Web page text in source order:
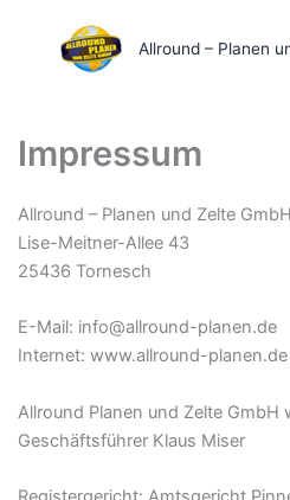
Inhalt
springen
Allround – Planen
Impressum
Allround – Planen und Zelte GmbH
Lise-Meitner-Allee 43
25436 Tornesch
E-Mail: info@allround-planen.de
Internet: www.allround-planen.de
Allround Planen und Zelte GmbH
Geschäftsführer Klaus Miser